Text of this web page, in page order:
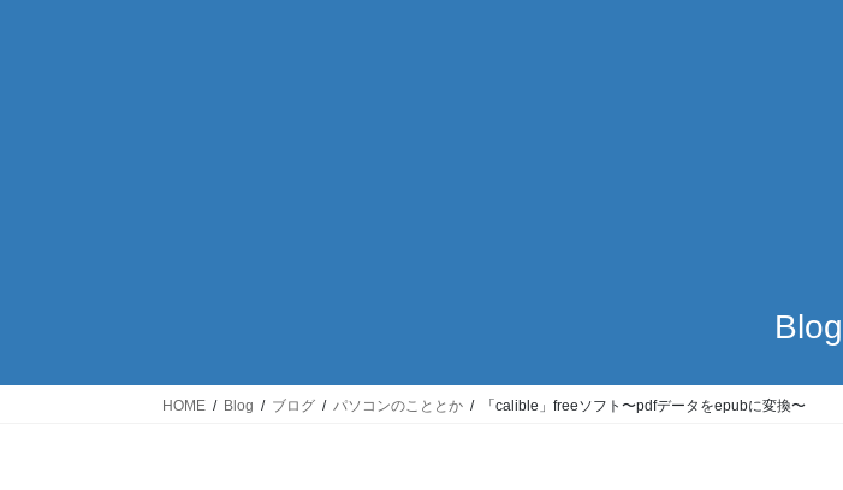
Blog
HOME Blog ブログ パソコンのこととか 「calible」freeソフト〜pdfデータをepubに変換〜